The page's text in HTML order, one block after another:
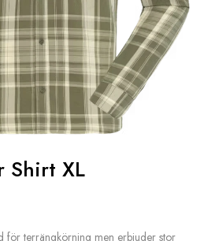
Shirt XL
för terrängkörning men erbjuder stor